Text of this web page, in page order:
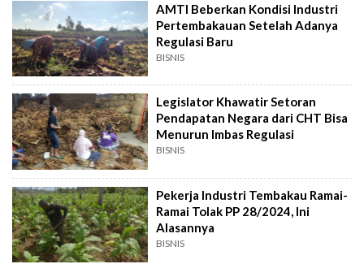
AMTI Beberkan Kondisi Industri
Pertembakauan Setelah Adanya
Regulasi Baru
BISNIS
Legislator Khawatir Setoran
Pendapatan Negara dari CHT Bisa
Menurun Imbas Regulasi
BISNIS
Pekerja Industri Tembakau Ramai-
Ramai Tolak PP 28/2024, Ini
Alasannya
BISNIS